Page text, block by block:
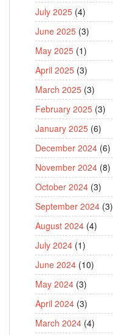
July 2025 (4)
June 2025 (3)
May 2025 (1)
April 2025 (3)
March 2025 (3)
February 2025 (3)
January 2025 (6)
December 2024 (6)
November 2024 (8)
October 2024 (3)
September 2024 (3)
August 2024 (4)
July 2024 (1)
June 2024 (10)
May 2024 (3)
April 2024 (3)
March 2024 (4)